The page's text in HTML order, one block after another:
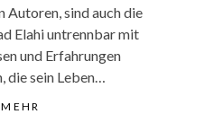
Autoren, sind auch die
Elahi untrennbar mit
und Erfahrungen
die sein Leben…
MEHR